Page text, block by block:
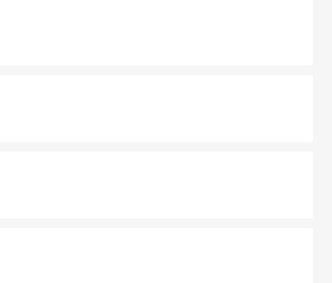
は地元の風情を楽しめる外せないスポット